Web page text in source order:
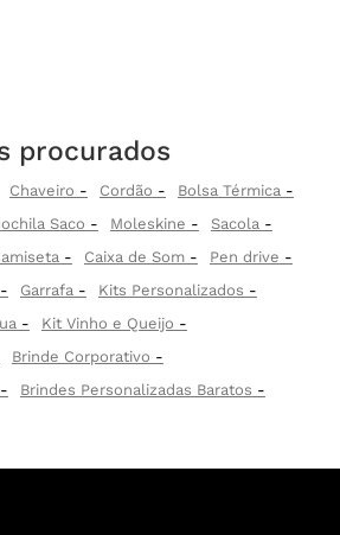
procurados
Chaveiro Cordão
Bolsa Térmica
Saco Moleskine
Sacola
Caixa de Som
Pen drive
Garrafa
Kits Personalizados
Kit Vinho e Queijo
Brinde Corporativo
Brindes Personalizadas Baratos